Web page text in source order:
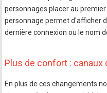
personnages placer au
personnage permet d'afficher
dernière connexion ou le nom
Plus de confort :
En plus de ces changements